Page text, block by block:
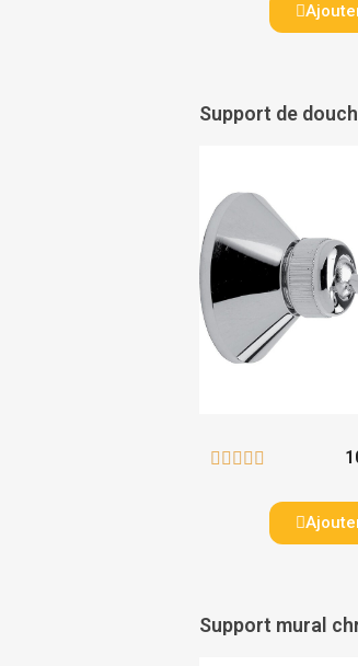
    